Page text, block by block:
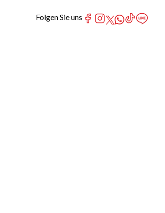
Folgen Sie uns